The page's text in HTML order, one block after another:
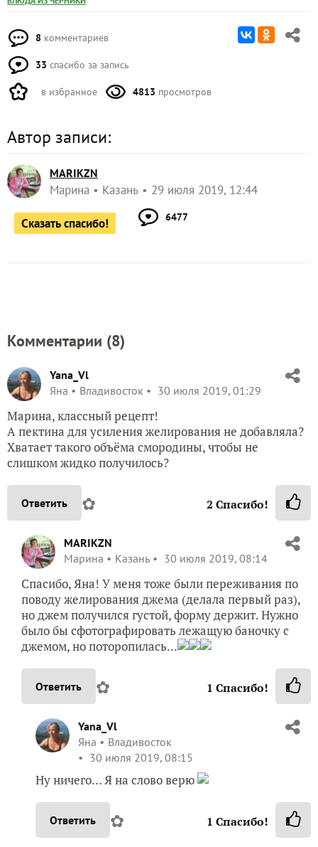
8 комментариев
33 спасибо за запись
в избранное 4813 просмотров
Автор записи:
MARIKZN
Марина Казань 29 июля 2019, 12:44
Сказать спасибо! 6477
Комментарии (8)
Yana_Vl
Яна
Владивосток 30 июля 2019, 01:29
Марина, классный рецепт!
А пектина для усиления желирования не добавляла?
Хватает такого объёма смородины, чтобы не
слишком жидко получилось?
Ответить ✿ 2 Спасибо!
MARIKZN
Марина
Казань 30 июля 2019, 08:14
Спасибо, Яна! У меня тоже были переживания по
поводу желирования джема (делала первый раз),
но джем получился густой, форму держит. Нужно
было бы сфотографировать лежащую баночку с
джемом, но поторопилась...
Ответить ✿ 1 Спасибо!
Yana_Vl
Яна
Владивосток
30 июля 2019, 08:15
Ну ничего… Я на слово верю
Ответить ✿ 1 Спасибо!